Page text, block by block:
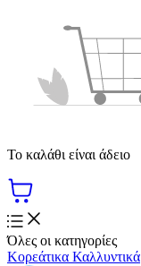
Το καλάθι είναι άδειο
Όλες οι κατηγορίες
Κορεάτικα Καλλυντικά